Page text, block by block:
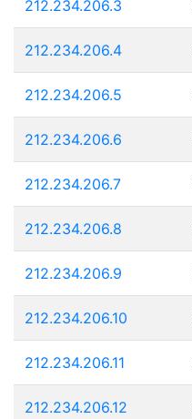
212.234.206.3
212.234.206.4
212.234.206.5
212.234.206.6
212.234.206.7
212.234.206.8
212.234.206.9
212.234.206.10
212.234.206.11
212.234.206.12